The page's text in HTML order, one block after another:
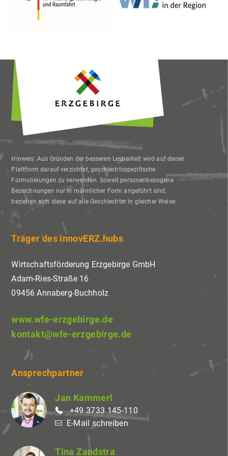
Hinweis: Aus Gründen der besseren Lesbarkeit wird auf dieser
Plattform darauf verzichtet, geschlechtsspezifische
Formulierungen zu verwenden. Soweit personenbezogene
Bezeichnungen nur in männlicher Form angeführt sind,
beziehen sich diese auf alle Geschlechter in gleicher Weise.
Träger des innovERZ.hubs
Wirtschaftsförderung Erzgebirge GmbH
Adam-Ries-Straße 16
09456 Annaberg-Buchholz
www.wfe-erzgebirge.de
kontakt@wfe-erzgebirge.de
Ansprechpartner
Jan Kammerl
+49 3733 145-110
E-Mail schreiben
Tina Zandstra